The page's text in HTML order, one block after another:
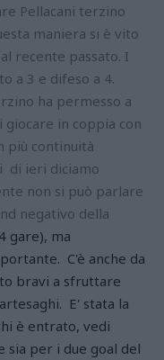
Pellacani terzino
maniera si è vito
recente passato. I
a 3 e difeso a 4.
ha permesso a
giocare in coppia con
più continuità
di ieri diciamo
non si può parlare
negativo della
gare), ma
C'è anche da
bravi a sfruttare
E' stata la
è entrato, vedi
per i due goal del